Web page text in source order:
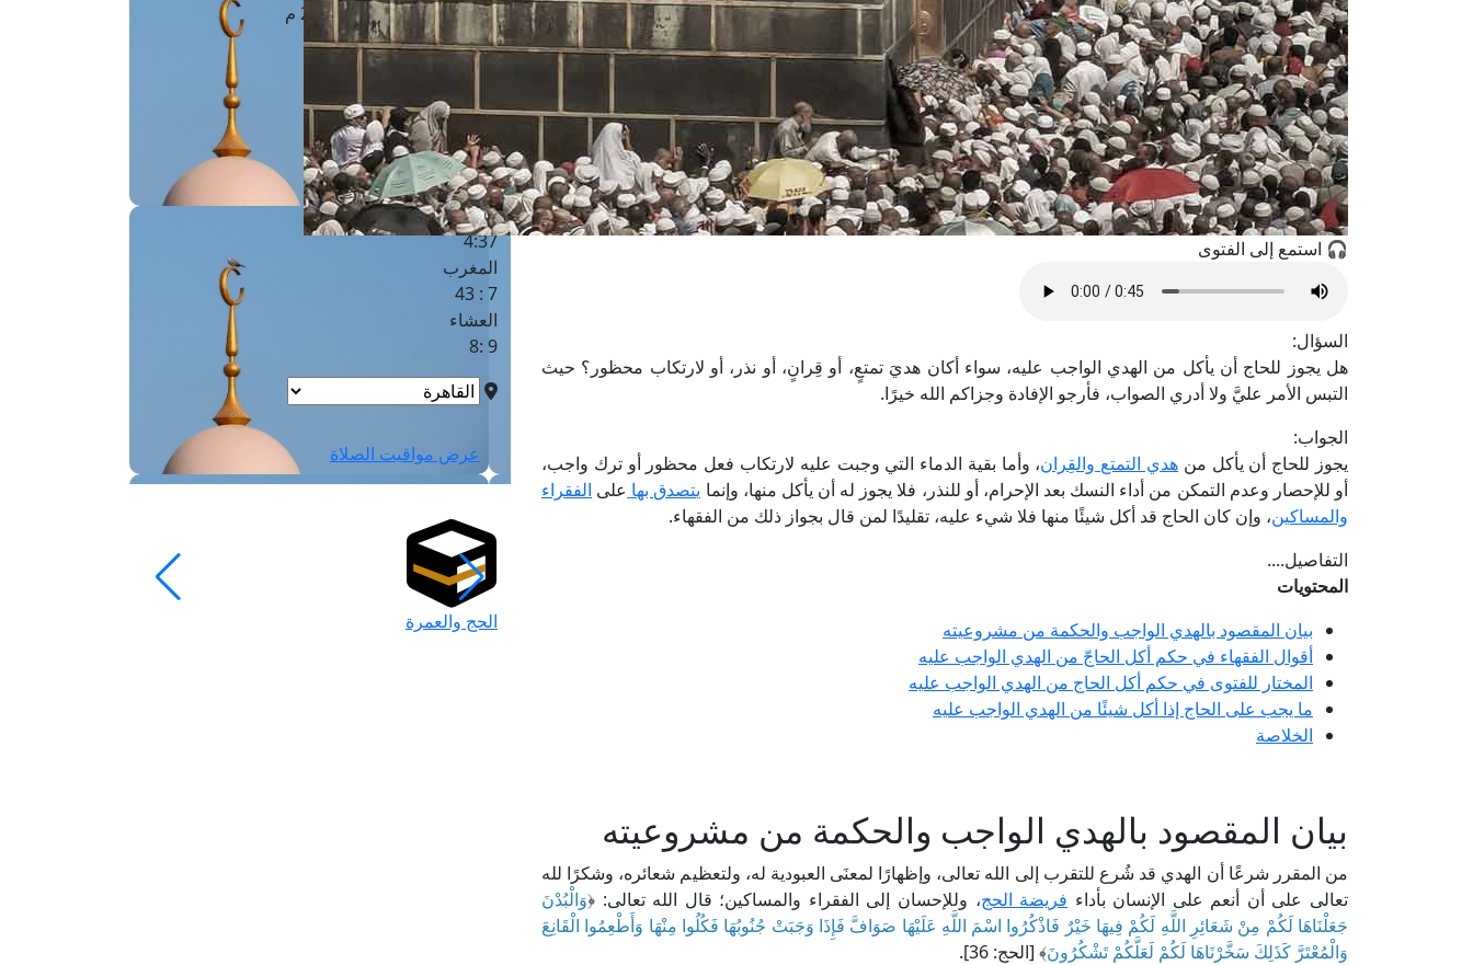
🎧 استمع إلى الفتوى
السؤال:
هل يجوز للحاج أن يأكل من الهدي الواجب عليه، سواء أكان هديَ تمتعٍ، أو قِرانٍ، أو نذر، أو لارتكاب محظور؟ حيث
التبس الأمر عليَّ ولا أدري الصواب، فأرجو الإفادة وجزاكم الله خيرًا.
الجواب:
يجوز للحاج أن يأكل من هدي التمتع والقِران، وأما بقية الدماء التي وجبت عليه لارتكاب فعل محظور أو ترك واجب،
أو للإحصار وعدم التمكن من أداء النسك بعد الإحرام، أو للنذر، فلا يجوز له أن يأكل منها، وإنما يتصدق بها على الفقراء
والمساكين، وإن كان الحاج قد أكل شيئًا منها فلا شيء عليه، تقليدًا لمن قال بجواز ذلك من الفقهاء.
التفاصيل....
المحتويات
بيان المقصود بالهدي الواجب والحكمة من مشروعيته
أقوال الفقهاء في حكم أكل الحاجّ من الهدي الواجب عليه
المختار للفتوى في حكم أكل الحاج من الهدي الواجب عليه
ما يجب على الحاج إذا أكل شيئًا من الهدي الواجب عليه
الخلاصة
بيان المقصود بالهدي الواجب والحكمة من مشروعيته
من المقرر شرعًا أن الهدي قد شُرع للتقرب إلى الله تعالى، وإظهارًا لمعنَى العبودية له، ولتعظيم شعائره، وشكرًا لله
تعالى على أن أنعم على الإنسان بأداء فريضة الحج، وللإحسان إلى الفقراء والمساكين؛ قال الله تعالى: ﴿وَالْبُدْنَ
جَعَلْنَاهَا لَكُمْ مِنْ شَعَائِرِ اللَّهِ لَكُمْ فِيهَا خَيْرٌ فَاذْكُرُوا اسْمَ اللَّهِ عَلَيْهَا صَوَافَّ فَإِذَا وَجَبَتْ جُنُوبُهَا فَكُلُوا مِنْهَا وَأَطْعِمُوا الْقَانِعَ
وَالْمُعْتَرَّ كَذَلِكَ سَخَّرْنَاهَا لَكُمْ لَعَلَّكُمْ تَشْكُرُونَ﴾ [الحج: 36].
القاهرة · 08 أغسطس 2026 م
الفجر
الشروق
الظهر
1 : 1
العصر
4:37
المغرب
7 : 43
العشاء
9 :8
عرض مواقيت الصلاة
الحج والعمرة